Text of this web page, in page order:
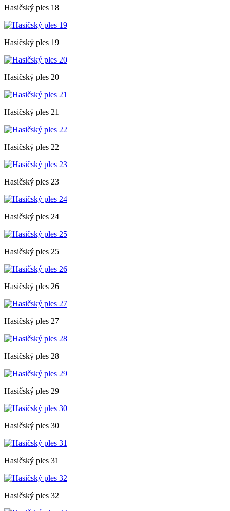
Hasičský ples 18
Hasičský ples 19
Hasičský ples 20
Hasičský ples 21
Hasičský ples 22
Hasičský ples 23
Hasičský ples 24
Hasičský ples 25
Hasičský ples 26
Hasičský ples 27
Hasičský ples 28
Hasičský ples 29
Hasičský ples 30
Hasičský ples 31
Hasičský ples 32